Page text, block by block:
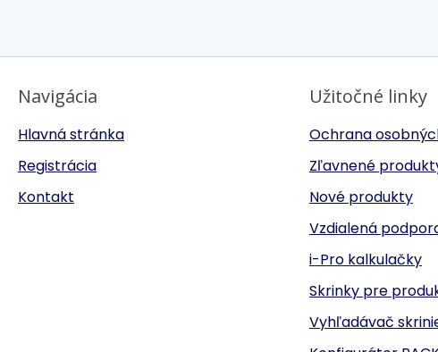
Navigácia
Hlavná stránka
Registrácia
Kontakt
Užitočné linky
Ochrana
Zľavnené
Nové produkty
Vzdialená
i-Pro kalkulačky
Skrinky pre
Vyhľadávač